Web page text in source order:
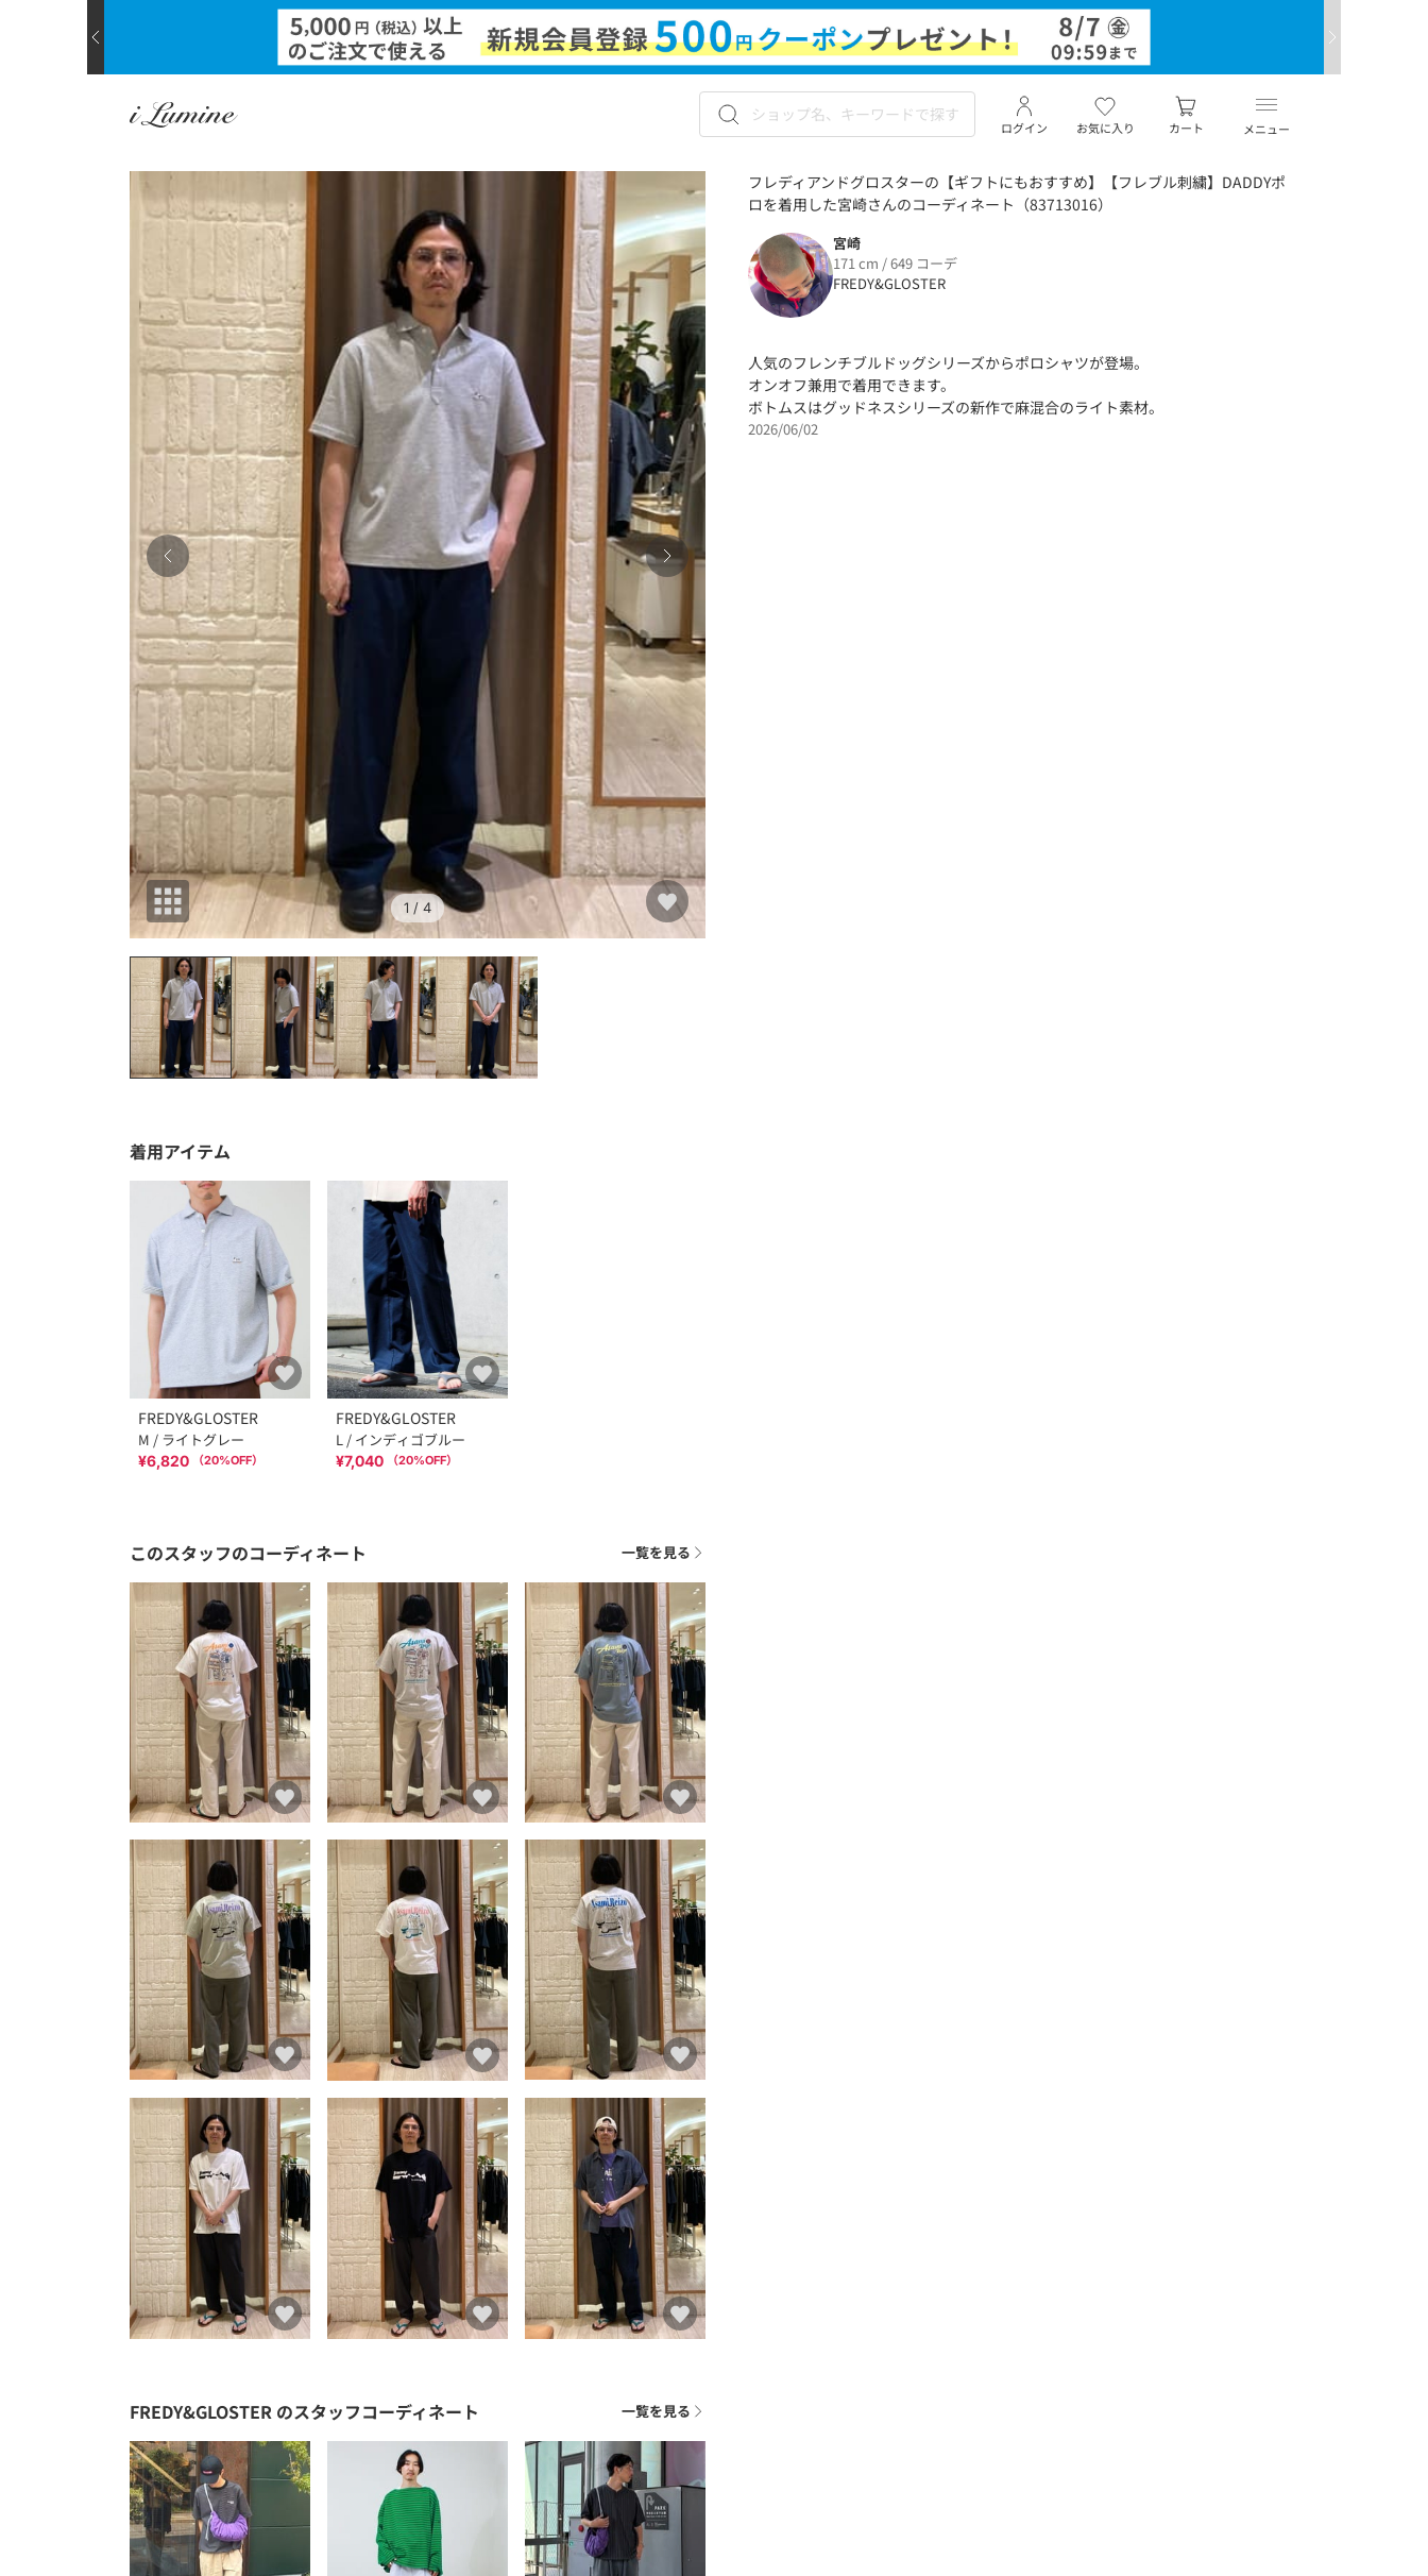
メニュー
お気に入り
ログイン カート
1 / 4
フレディアンドグロスターの【ギフトにもおすすめ】【フレブル刺繍】DADDYポ
ロを着用した宮崎さんのコーディネート（83713016）
宮崎
171 cm / 649 コーデ
FREDY&GLOSTER
人気のフレンチブルドッグシリーズからポロシャツが登場。
オンオフ兼用で着用できます。
ボトムスはグッドネスシリーズの新作で麻混合のライト素材。
2026/06/02
着用アイテム
FREDY&GLOSTER
M / ライトグレー
¥6,820 （20%OFF）
FREDY&GLOSTER
L / インディゴブルー
¥7,040 （20%OFF）
このスタッフのコーディネート 一覧を見る
FREDY&GLOSTER のスタッフコーディネート 一覧を見る